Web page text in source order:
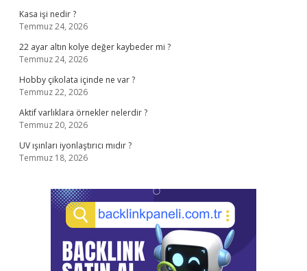
Kasa işi nedir ?
Temmuz 24, 2026
22 ayar altın kolye değer kaybeder mi ?
Temmuz 24, 2026
Hobby çikolata içinde ne var ?
Temmuz 22, 2026
Aktif varlıklara örnekler nelerdir ?
Temmuz 20, 2026
UV ışınları iyonlaştırıcı mıdır ?
Temmuz 18, 2026